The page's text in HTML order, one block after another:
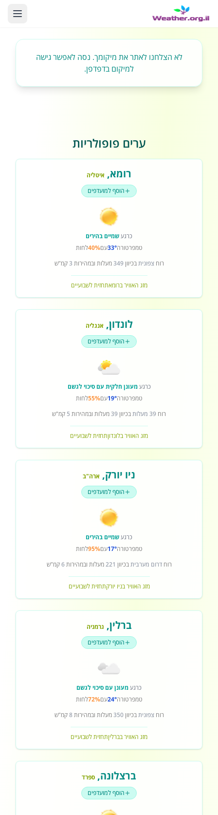
לא הצלחנו לאתר את מיקומך. נסה לאפשר גישה
למיקום בדפדפן.
ערים פופולריות
רומא, איטליה
הוסף למועדפים
כרגעשמיים בהירים
טמפרטורה33°עם40%לחות
רוחצפוניתבכיוון349מעלות ובמהירות 3קמ"ש
מזג האוויר ברומאתחזית לשבועיים
לונדון, אנגליה
הוסף למועדפים
כרגעמעונן חלקית עם סיכוי לגשם
טמפרטורה19°עם55%לחות
רוח 39 מעלות בכיוון39מעלות ובמהירות 5 קמ"ש
מזג האוויר בלונדוןתחזית לשבועיים
ניו יורק, ארה"ב
הוסף למועדפים
כרגעשמיים בהירים
טמפרטורה17°עם95%לחות
רוחדרום מערביתבכיוון 221מעלות ובמהירות6קמ"ש
מזג האוויר בניו יורקתחזית לשבועיים
ברלין, גרמניה
הוסף למועדפים
כרגעמעונן עם סיכוי לגשם
טמפרטורה24°עם72%לחות
רוחצפוניתבכיוון350מעלות ובמהירות8קמ"ש
מזג האוויר בברליןתחזית לשבועיים
ברצלונה, ספרד
הוסף למועדפים